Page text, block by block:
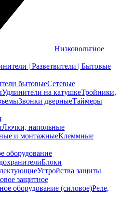
Низковольтное
| Разветвители | Бытовые
бытовыеСетевые
Удлинители на катушкеТройники,
Звонки дверныеТаймеры
Лючки, напольные
и монтажныеКлеммные
оборудование
Блоки
Устройства защиты
защитное
оборудование (силовое)Реле,